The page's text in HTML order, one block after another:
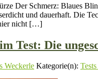
Der Schmerz: Blaues
und dauerhaft. Die
nicht […]
Test: Die
Weckerle Kategorie(n):